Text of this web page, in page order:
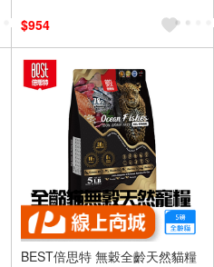
$954
BEST倍思特 無穀全齡天然貓糧